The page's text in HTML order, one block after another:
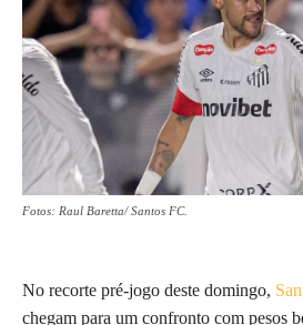
Fotos: Raul Baretta/ Santos FC.
No recorte pré-jogo deste domingo,
chegam para um confronto com pesos